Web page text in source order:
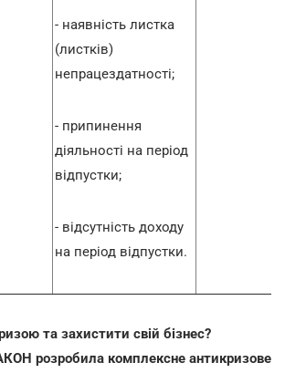
- наявність листка
(листків)
непрацездатності;
- припинення
діяльності на період
відпустки;
- відсутність доходу
на період відпустки.
та захистити свій бізнес?
розробила комплексне антикризове